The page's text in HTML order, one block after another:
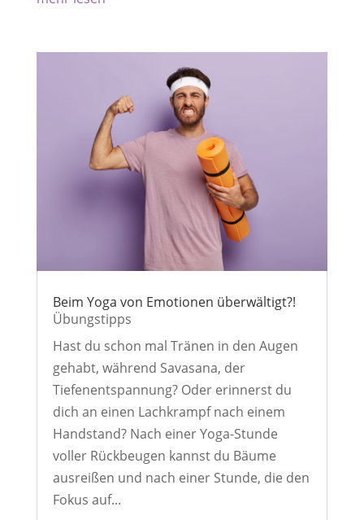
Beim Yoga von Emotionen überwältigt?!
Übungstipps
Hast du schon mal Tränen in den Augen
gehabt, während Savasana, der
Tiefenentspannung? Oder erinnerst du
dich an einen Lachkrampf nach einem
Handstand? Nach einer Yoga-Stunde
voller Rückbeugen kannst du Bäume
ausreißen und nach einer Stunde, die den
Fokus auf...